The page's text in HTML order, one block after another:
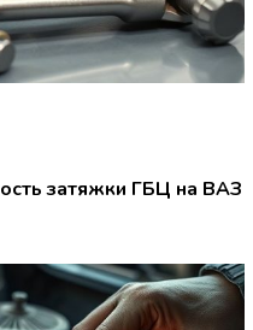
затяжки ГБЦ на ВАЗ